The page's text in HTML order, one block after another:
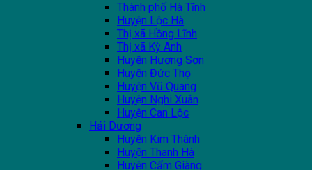
Thành phố Hà Tĩnh
Huyện Lộc Hà
Thị xã Hồng Lĩnh
Thị xã Kỳ Anh
Huyện Hương Sơn
Huyện Đức Thọ
Huyện Vũ Quang
Huyện Nghi Xuân
Huyện Can Lộc
Hải Dương
Huyện Kim Thành
Huyện Thanh Hà
Huyện Cẩm Giàng